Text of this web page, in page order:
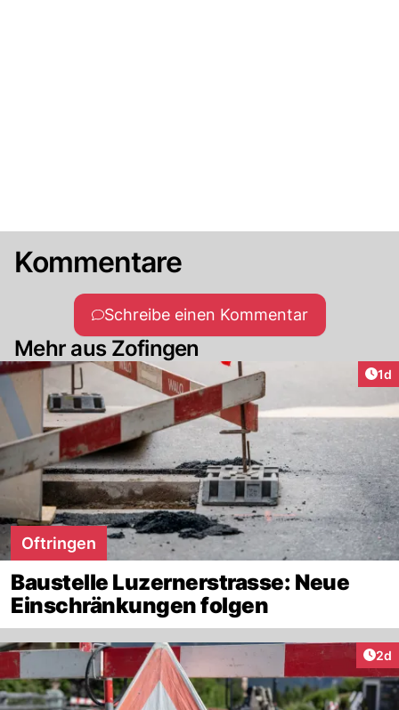
Kommentare
Schreibe einen Kommentar
Mehr aus Zofingen
1d
Oftringen
Baustelle Luzernerstrasse: Neue
Einschränkungen folgen
2d